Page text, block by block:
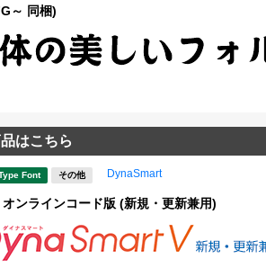
～ 同梱)
はこちら
Font その他 DynaSmart
ンラインコード版 (新規・更新兼用)